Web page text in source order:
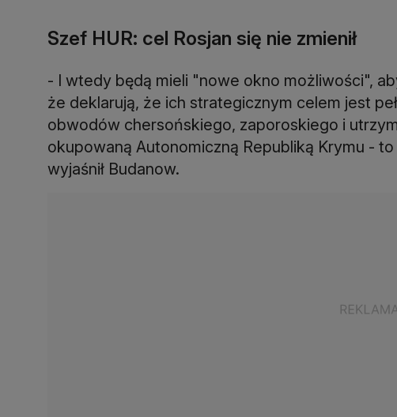
Szef HUR: cel Rosjan się nie zmienił
- I wtedy będą mieli "nowe okno możliwości",
że deklarują, że ich strategicznym celem jest
obwodów chersońskiego, zaporoskiego i
okupowaną Autonomiczną Republiką Krymu -
wyjaśnił Budanow.